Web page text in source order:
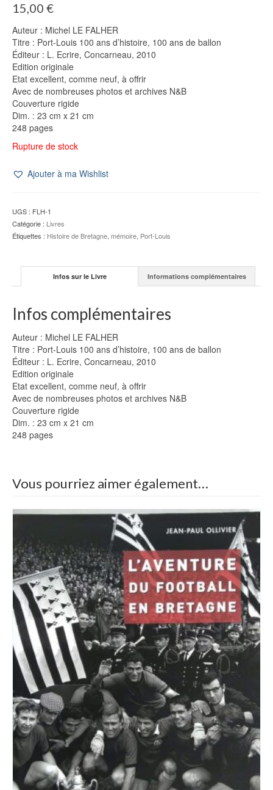
15,00 €
Auteur : Michel LE FALHER
Titre : Port-Louis 100 ans d’histoire, 100 ans de ballon
Éditeur : L. Ecrire, Concarneau, 2010
Edition originale
Etat excellent, comme neuf, à offrir
Avec de nombreuses photos et archives N&B
Couverture rigide
Dim. : 23 cm x 21 cm
248 pages
Rupture de stock
Ajouter à ma Wishlist
UGS : FLH-1
Catégorie : Livres
Étiquettes : Histoire de Bretagne, mémoire, Port-Louis
Infos sur le Livre Informations complémentaires
Infos complémentaires
Auteur : Michel LE FALHER
Titre : Port-Louis 100 ans d’histoire, 100 ans de ballon
Éditeur : L. Ecrire, Concarneau, 2010
Edition originale
Etat excellent, comme neuf, à offrir
Avec de nombreuses photos et archives N&B
Couverture rigide
Dim. : 23 cm x 21 cm
248 pages
Vous pourriez aimer également…